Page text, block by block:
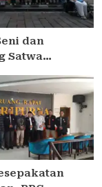
dan
Satwa